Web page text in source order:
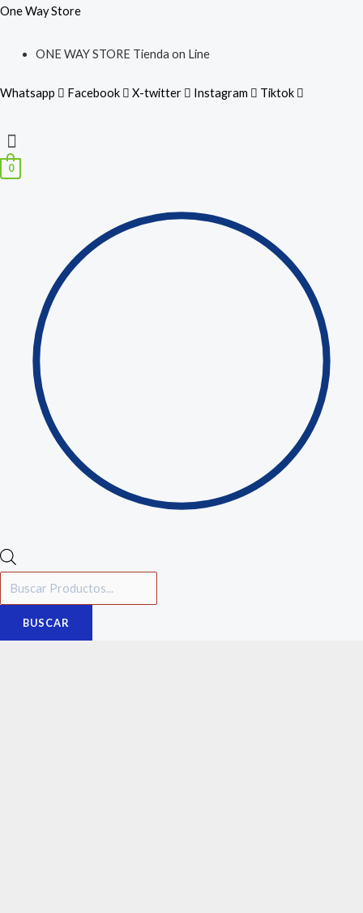
Ir
contenido
One Way Store
ONE WAY STORE Tienda on Line
Whatsapp Facebook X-twitter Instagram Tiktok
Menú
0
Búsqueda
productos
BUSCAR
Mouse
Noga
358